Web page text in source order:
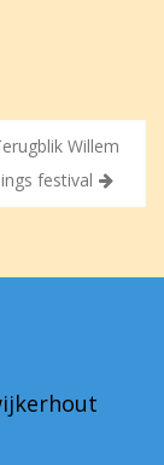
Willem
festival